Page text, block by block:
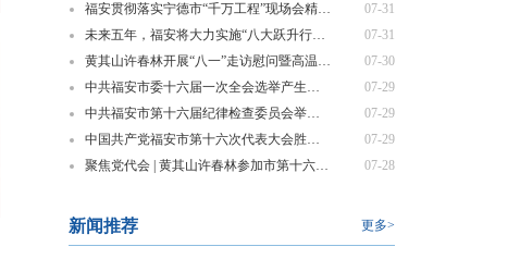
福安贯彻落实宁德市“千万工程”现场会精神 部署乡村振兴重点工作
07-31
未来五年，福安将大力实施“八大跃升行动”！
07-31
黄其山许春林开展“八一”走访慰问暨高温一线劳动者慰问活动
07-30
中共福安市委十六届一次全会选举产生新一届市委领导班子
07-29
中共福安市第十六届纪律检查委员会举行第一次全体会议
07-29
中国共产党福安市第十六次代表大会胜利闭幕
07-29
聚焦党代会 | 黄其山许春林参加市第十六次党代会代表团分组讨论
07-28
新闻推荐 更多>